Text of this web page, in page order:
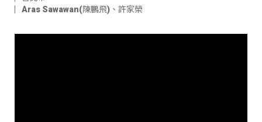
Aras Sawawan(陳鵬飛) 、 許家榮